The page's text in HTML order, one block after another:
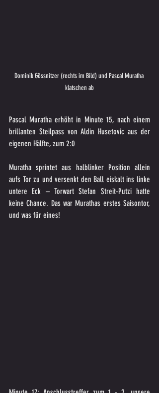
Dominik Gössnitzer (rechts im Bild) und Pascal Muratha
klatschen ab
Pascal Muratha erhöht in Minute 15, nach einem
brillanten Steilpass von Aldin Husetovic aus der
eigenen Hälfte, zum 2:0
Muratha sprintet aus halblinker Position allein
aufs Tor zu und versenkt den Ball eiskalt ins linke
untere Eck – Torwart Stefan Streit-Putzi hatte
keine Chance. Das war Murathas erstes Saisontor,
und was für eines!